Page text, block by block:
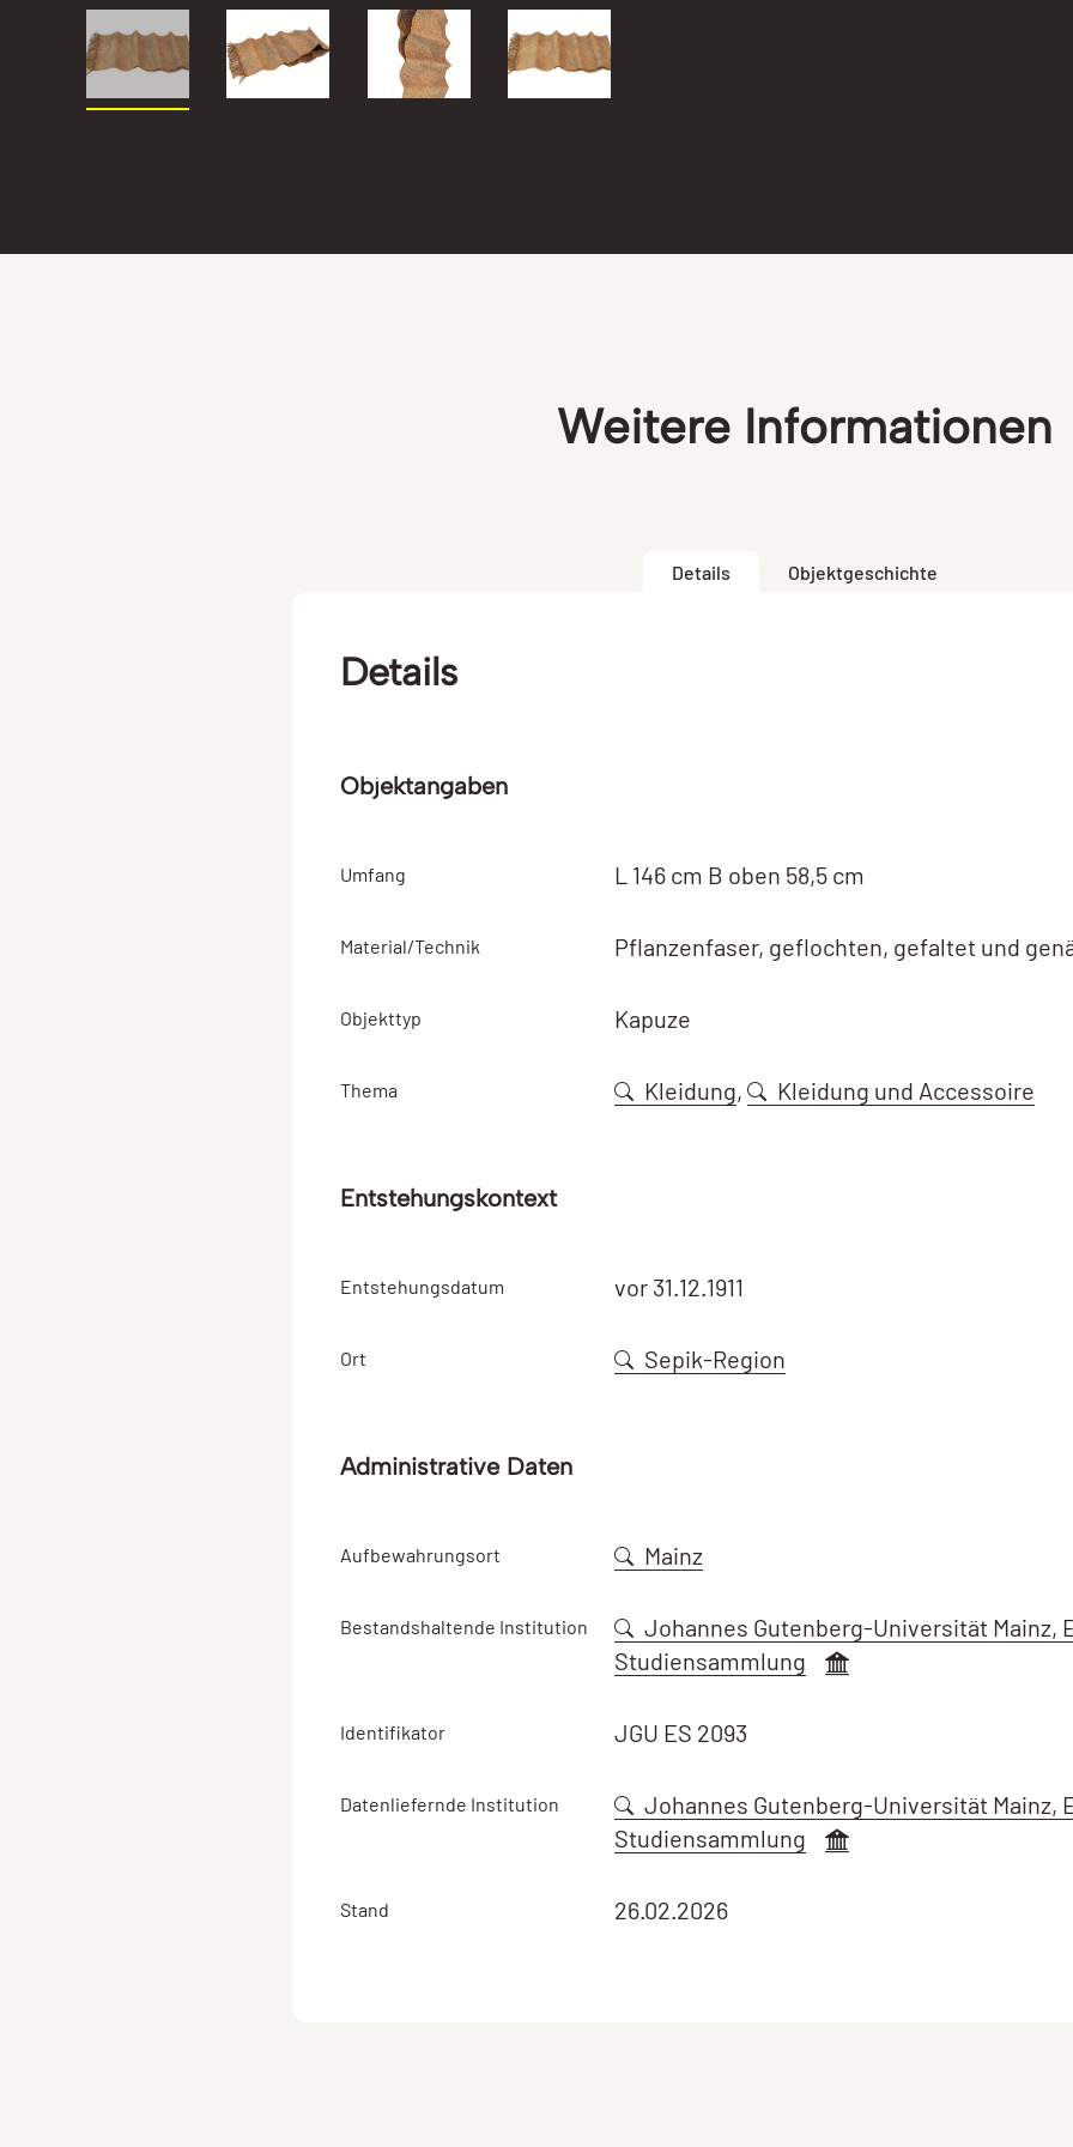
Weitere Informationen
Details Objektgeschichte
Details
Objektangaben
Umfang L 146 cm B oben 58,5 cm
Material/Technik Pflanzenfaser, geflochten, gefaltet und
Objekttyp Kapuze
Thema Kleidung, Kleidung und Accessoire
Entstehungskontext
Entstehungsdatum vor 31.12.1911
Ort Sepik-Region
Administrative Daten
Aufbewahrungsort Mainz
Bestandshaltende Institution
Johannes Gutenberg-Universität Mainz,
Studiensammlung
Identifikator JGU ES 2093
Datenliefernde Institution
Johannes Gutenberg-Universität Mainz,
Studiensammlung
Stand 26.02.2026